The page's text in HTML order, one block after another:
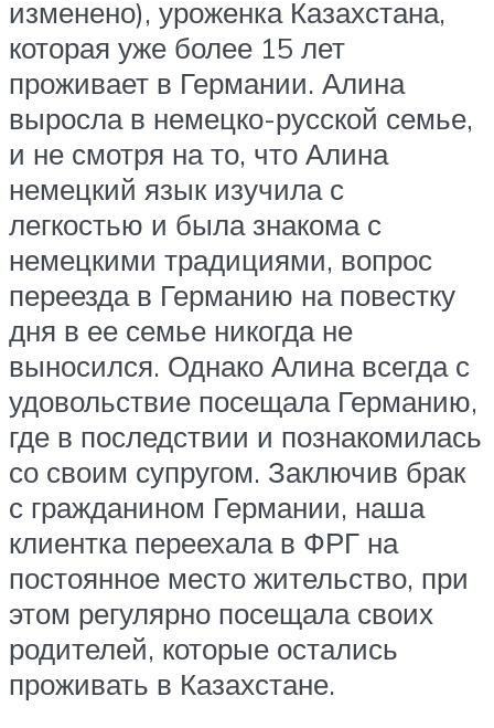
изменено), уроженка Казахстана,
которая уже более 15 лет
проживает в Германии. Алина
выросла в немецко-русской семье,
и не смотря на то, что Алина
немецкий язык изучила с
легкостью и была знакома с
немецкими традициями, вопрос
переезда в Германию на повестку
дня в ее семье никогда не
выносился. Однако Алина всегда с
удовольствие посещала Германию,
где в последствии и познакомилась
со своим супругом. Заключив брак
с гражданином Германии, наша
клиентка переехала в ФРГ на
постоянное место жительство, при
этом регулярно посещала своих
родителей, которые остались
проживать в Казахстане.